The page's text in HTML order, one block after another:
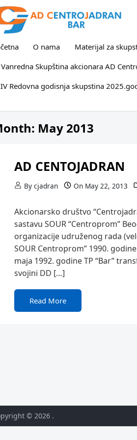
O nama Materijal za
Skupština akcionara AD
Redovna godisnja skupstina
May 2013
AD CENTOJADRAN
By cjadran On May 22, 2013
Akcionarsko društvo
sastavu SOUR “Centroprom”
organizacije udruženog rada
SOUR Centroprom” 1990.
maja 1992. godine TP “Bar”
svojini DD […]
Read More
© 2026 .